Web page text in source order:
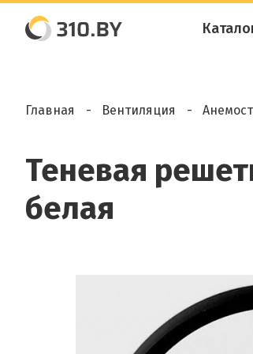
Главная Вентиляция
Теневая
белая